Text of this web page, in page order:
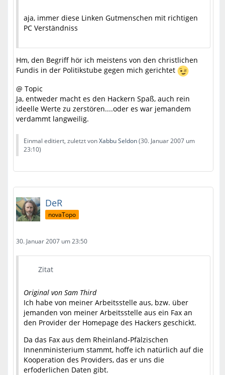
aja, immer diese Linken Gutmenschen mit richtigen
PC Verständniss
Hm, den Begriff hör ich meistens von den christlichen
Fundis in der Politikstube gegen mich gerichtet
@ Topic
Ja, entweder macht es den Hackern Spaß, auch rein
ideelle Werte zu zerstören....oder es war jemandem
verdammt langweilig.
Einmal editiert, zuletzt vonXabbu Seldon(30. Januar 2007 um
23:10)
DeR
novaTopo
30. Januar 2007 um 23:50
Zitat
Original von Sam Third
Ich habe von meiner Arbeitsstelle aus, bzw. über
jemanden von meiner Arbeitsstelle aus ein Fax an
den Provider der Homepage des Hackers geschickt.
Da das Fax aus dem Rheinland-Pfälzischen
Innenministerium stammt, hoffe ich natürlich auf die
Kooperation des Providers, das er uns die
erfoderlichen Daten gibt.